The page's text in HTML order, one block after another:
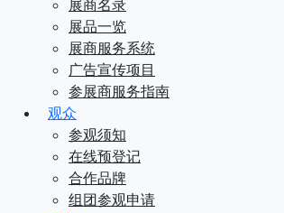
展商名录
展品一览
展商服务系统
广告宣传项目
参展商服务指南
观众
参观须知
在线预登记
合作品牌
组团参观申请